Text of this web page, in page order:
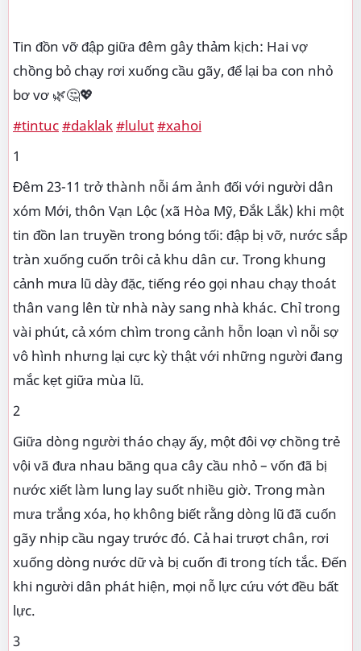
Tin đồn vỡ đập giữa đêm gây thảm kịch: Hai vợ
chồng bỏ chạy rơi xuống cầu gãy, để lại ba con nhỏ
bơ vơ 🌿🤔💖
#tintuc#daklak#lulut#xahoi
1
Đêm 23-11 trở thành nỗi ám ảnh đối với người dân
xóm Mới, thôn Vạn Lộc (xã Hòa Mỹ, Đắk Lắk) khi một
tin đồn lan truyền trong bóng tối: đập bị vỡ, nước sắp
tràn xuống cuốn trôi cả khu dân cư. Trong khung
cảnh mưa lũ dày đặc, tiếng réo gọi nhau chạy thoát
thân vang lên từ nhà này sang nhà khác. Chỉ trong
vài phút, cả xóm chìm trong cảnh hỗn loạn vì nỗi sợ
vô hình nhưng lại cực kỳ thật với những người đang
mắc kẹt giữa mùa lũ.
2
Giữa dòng người tháo chạy ấy, một đôi vợ chồng trẻ
vội vã đưa nhau băng qua cây cầu nhỏ – vốn đã bị
nước xiết làm lung lay suốt nhiều giờ. Trong màn
mưa trắng xóa, họ không biết rằng dòng lũ đã cuốn
gãy nhịp cầu ngay trước đó. Cả hai trượt chân, rơi
xuống dòng nước dữ và bị cuốn đi trong tích tắc. Đến
khi người dân phát hiện, mọi nỗ lực cứu vớt đều bất
lực.
3